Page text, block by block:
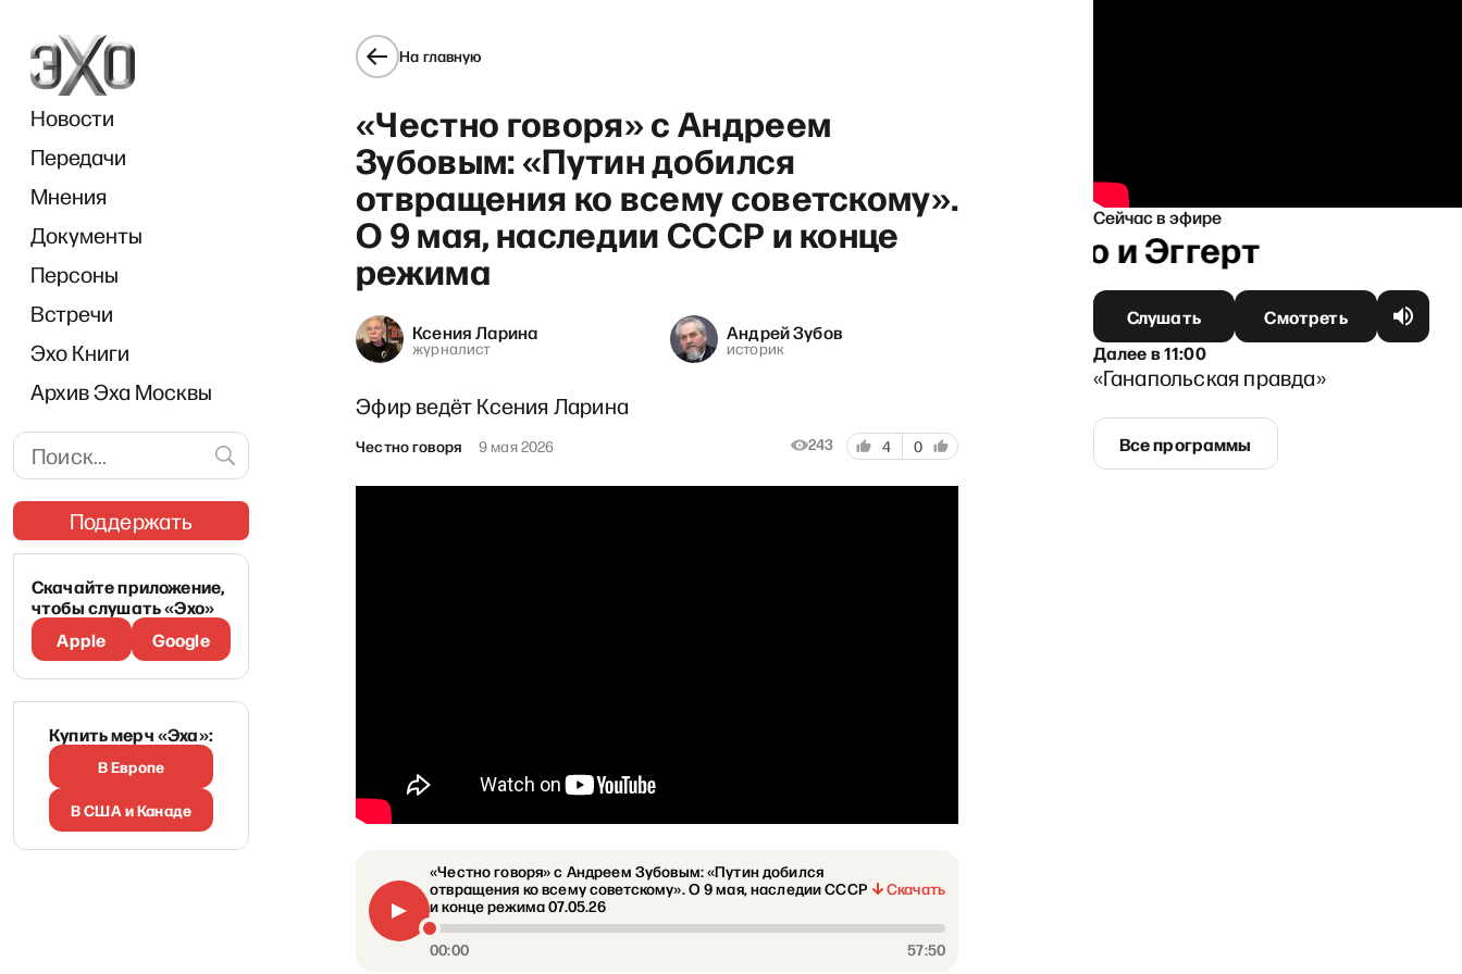
Новости
Передачи
Мнения
Документы
Персоны
Встречи
Эхо Книги
Архив Эха Москвы
Поддержать
Скачайте приложение,
чтобы слушать «Эхо»
Apple
Google
Купить мерч «Эха»:
В Европе
В США и Канаде
На главную
«Честно говоря» с Андреем
Зубовым: «Путин добился
отвращения ко всему советскому».
О 9 мая, наследии СССР и конце
режима
Ксения Ларина
журналист
Андрей Зубов
историк
Эфир ведёт Ксения Ларина
Честно говоря 9 мая 2026 243 4 0
«Честно говоря» с Андреем Зубовым: «Путин добился
отвращения ко всему советскому». О 9 мая, наследии СССР
и конце режима 07.05.26
Скачать
00:00 57:50
Сейчас в эфире
Breakfast show с Филиппенко и Эггерт
Слушать
Смотреть
Далеев11:00
«Ганапольская правда»
Все программы